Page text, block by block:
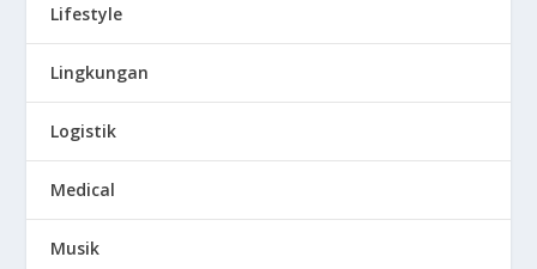
Lifestyle
Lingkungan
Logistik
Medical
Musik